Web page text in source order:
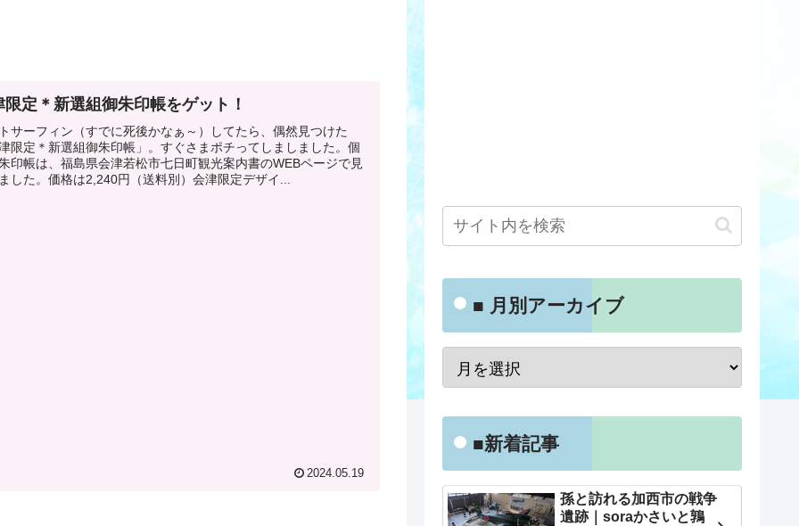
限定＊新選組御朱印帳をゲット！
サーフィン（すでに死後かなぁ～）してたら、偶然見つけた
限定＊新選組御朱印帳」。すぐさまポチってしましました。個
印帳は、福島県会津若松市七日町観光案内書のWEBページで見
した。価格は2,240円（送料別）会津限定デザイ...
2024.05.19
■ 月別アーカイブ
■新着記事
孫と訪れる加西市の戦争
遺跡｜soraかさいと鶉